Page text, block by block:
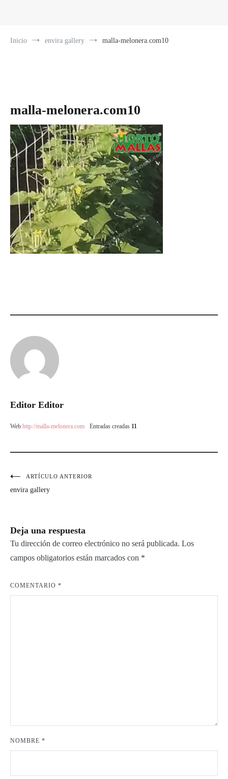
Inicio envira gallery malla-melonera.com10
malla-melonera.com10
Editor Editor
Web http://malla-melonera.com Entradas creadas 11
Navegación
ARTÍCULO ANTERIOR
envira gallery
Deja una respuesta
Tu dirección de correo electrónico no será publicada. Los
campos obligatorios están marcados con *
COMENTARIO *
NOMBRE *